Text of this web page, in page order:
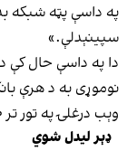
په داسې پټه شبکه
سپینېدلې.»
دا په داسې حال کې
وېب درغلۍ په تور تر ۲۰ کلونو پورې په بند محکوم شي.
ډېر لیدل شوي